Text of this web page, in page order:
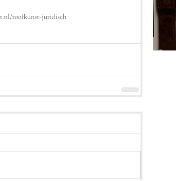
roofkunst-juridisch